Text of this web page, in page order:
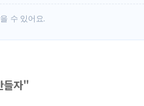
수 있어요.
들자"